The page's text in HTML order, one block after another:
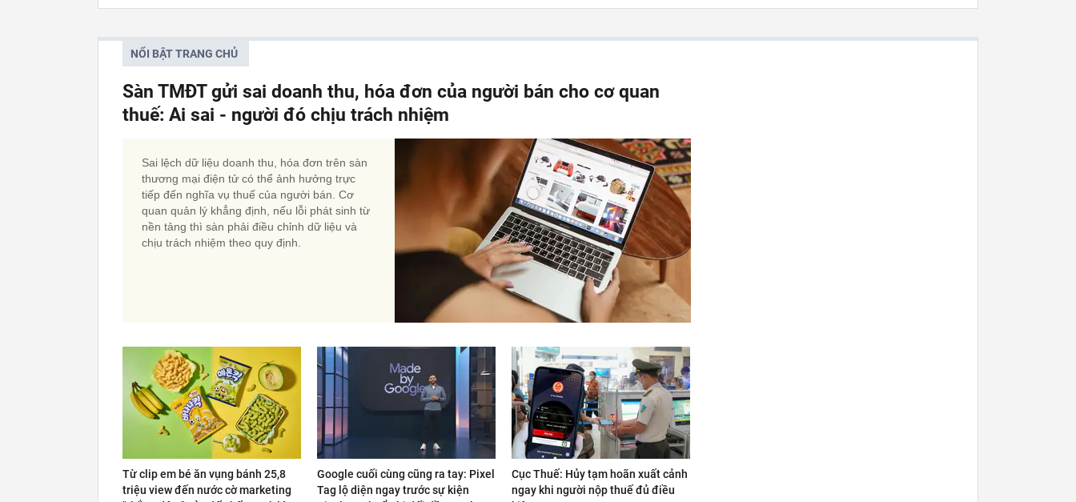
NỔI BẬT TRANG CHỦ
Sàn TMĐT gửi sai doanh thu, hóa đơn của người bán cho cơ quan
thuế: Ai sai - người đó chịu trách nhiệm
Sai lệch dữ liệu doanh thu, hóa đơn trên sàn
thương mại điện tử có thể ảnh hưởng trực
tiếp đến nghĩa vụ thuế của người bán. Cơ
quan quản lý khẳng định, nếu lỗi phát sinh từ
nền tảng thì sàn phải điều chỉnh dữ liệu và
chịu trách nhiệm theo quy định.
Từ clip em bé ăn vụng bánh 25,8
triệu view đến nước cờ marketing
Google cuối cùng cũng ra tay: Pixel
Tag lộ diện ngay trước sự kiện
Cục Thuế: Hủy tạm hoãn xuất cảnh
ngay khi người nộp thuế đủ điều